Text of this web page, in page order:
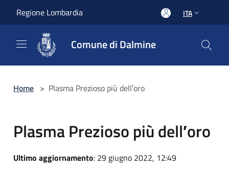
Regione Lombardia ITA
Comune di Dalmine
Home > Plasma Prezioso più dell′oro
Plasma Prezioso più dell′oro
Ultimo aggiornamento: 29 giugno 2022, 12:49